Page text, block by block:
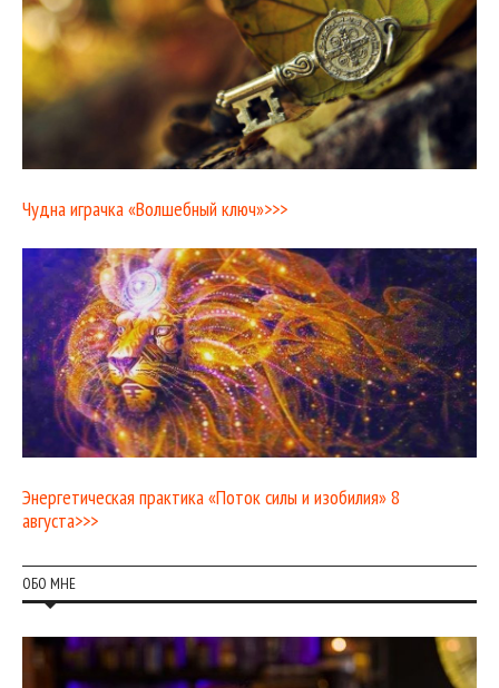
Чудна играчка «Волшебный ключ»>>>
Энергетическая практика «Поток силы и изобилия» 8
августа>>>
ОБО МНЕ